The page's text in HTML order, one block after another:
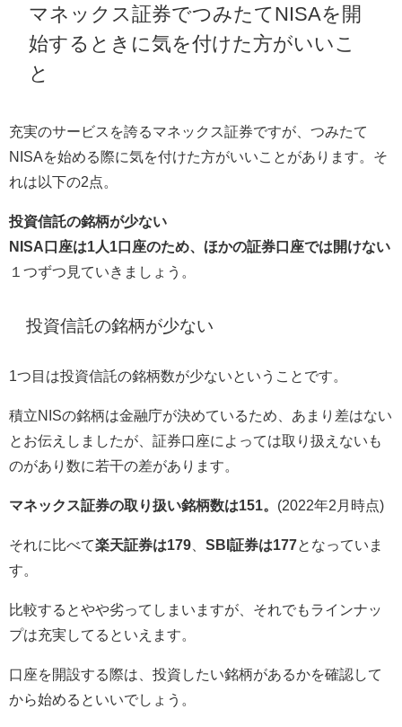
マネックス証券でつみたてNISAを開
始するときに気を付けた方がいいこ
と
充実のサービスを誇るマネックス証券ですが、つみたて
NISAを始める際に気を付けた方がいいことがあります。そ
れは以下の2点。
投資信託の銘柄が少ない
NISA口座は1人1口座のため、ほかの証券口座では開けない
１つずつ見ていきましょう。
投資信託の銘柄が少ない
1つ目は投資信託の銘柄数が少ないということです。
積立NISの銘柄は金融庁が決めているため、あまり差はない
とお伝えしましたが、証券口座によっては取り扱えないも
のがあり数に若干の差があります。
マネックス証券の取り扱い銘柄数は151。 (2022年2月時点)
それに比べて楽天証券は179 SBI証券は177となっていま
す。
比較するとやや劣ってしまいますが、それでもラインナッ
プは充実してるといえます。
口座を開設する際は、投資したい銘柄があるかを確認して
から始めるといいでしょう。